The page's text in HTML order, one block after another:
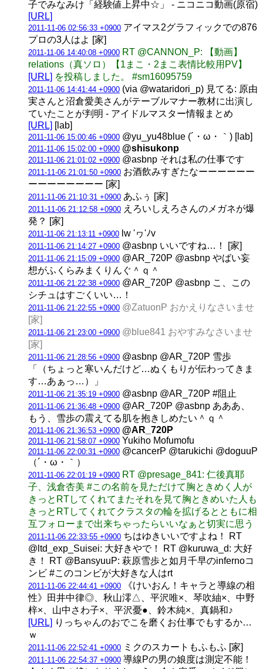
子でみなみけ「経験値上昇中☆」 ‐ ニコニコ動画(原宿)
[URL]
2011-11-06 02:56:33 +0900 アイマス2グラフィックでの876
プロの3人はよ [家]
2011-11-06 14:40:08 +0900 RT @CANNON_P: 【動画】
relations（真ソロ）【1まこ・2まこ表情比較用PV】
[URL] を投稿しました。 #sm16095759
2011-11-06 14:41:44 +0900 (via @wataridori_p) 見てる: 原由
実さんと沼倉愛美さんがテーブルマナー教材に出演し
ていたことが判明 - アイドルマスター情報まとめ
[URL] [lab]
2011-11-06 15:00:46 +0900 @yu_yu48blue (´・ω・｀) [lab]
2011-11-06 15:02:00 +0900 @shisukonp
2011-11-06 21:01:02 +0900 @asbnp それは私の仕事です
2011-11-06 21:01:50 +0900 お酒飲みすぎたなーーーーーー
ーーーーーーーー [家]
2011-11-06 21:10:31 +0900 あふぅ [家]
2011-11-06 21:12:58 +0900 えろいしえろさんのメガネが爆
発？ [家]
2011-11-06 21:13:11 +0900 lw 'ヮ'ﾉv
2011-11-06 21:14:27 +0900 @asbnp いいですね…！ [家]
2011-11-06 21:15:09 +0900 @AR_720P @asbnp やばい妄
想がふくらみまくりんぐ＾ｑ＾
2011-11-06 21:22:38 +0900 @AR_720P @asbnp こ、この
シチュはすごくいい…！
2011-11-06 21:22:55 +0900 @ZatuonP おかえりなさいませ
[家]
2011-11-06 21:23:00 +0900 @blue841 おやすみなさいませ
[家]
2011-11-06 21:28:56 +0900 @asbnp @AR_720P 雪歩
「（ちょっと寒いんだけど…ぬくもりが伝わってきま
す…あぁっ…）」
2011-11-06 21:35:19 +0900 @asbnp @AR_720P #阻止
2011-11-06 21:36:48 +0900 @AR_720P @asbnp あああ、
もう、雪歩の震えてる肌を抱きしめたい＾ｑ＾
2011-11-06 21:36:53 +0900 @AR_720P
2011-11-06 21:58:07 +0900 Yukiho Mofumofu
2011-11-06 22:00:31 +0900 @cancerP @tarukichi @doguuP
（´・ω・｀）
2011-11-06 22:01:19 +0900 RT @presage_841: 仁後真耶
子、浅倉杏美 #この名前を見ただけて胸ときめく人が
きっとRTしてくれてまたそれを見て胸ときめいた人も
きっとRTしてくれてクラスタの輪を拡げるとともに相
互フォローまで出来ちゃったらいいなぁと切実に思う
2011-11-06 22:33:55 +0900 ちはゆきいいですよね！ RT
@ltd_exp_Suisei: 大好きやで！ RT @kuruwa_d: 大好
き！ RT @BansyuuP: 萩原雪歩と如月千早のinfernoコ
ンビ #このコンビが大好きな人はrt
2011-11-06 22:44:41 +0900 《けいおん！キャラと導線の相
性》田井中律◎、秋山澪△、平沢唯×、琴吹紬×、中野
梓×、山中さわ子×、平沢憂●、鈴木純×、真鍋和♪
[URL] りっちゃんのおでこを磨くお仕事でもするか…
ｗ
2011-11-06 22:52:41 +0900 ミクのスカートもふもふ [家]
2011-11-06 22:54:37 +0900 導線Pの男の娘度は測定不能！